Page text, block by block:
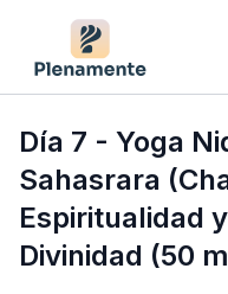
Día 7 - Yoga
Sahasrara
Espiritualidad
Divinidad (50